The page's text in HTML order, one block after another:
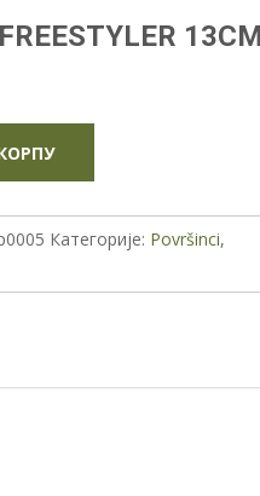
13CM
Категорије: Površinci,